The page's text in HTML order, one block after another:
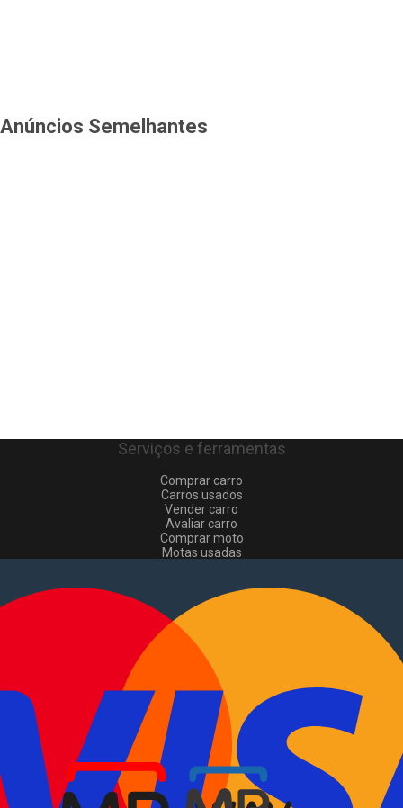
Anúncios Semelhantes
Serviços e ferramentas
Comprar carro
Carros usados
Vender carro
Avaliar carro
Comprar moto
Motas usadas
Comerciais usados
Vender comerciais
Informações
Como comprar e vender
Pacotes de anúncios
Verificar VIN e matrícula
Sitemap
EN
Sobre Nós